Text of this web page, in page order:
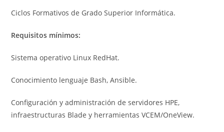
Ciclos Formativos de Grado Superior Informática.
Requisitos mínimos:
Sistema operativo Linux RedHat.
Conocimiento lenguaje Bash, Ansible.
Configuración y administración de servidores HPE,
infraestructuras Blade y herramientas VCEM/OneView.